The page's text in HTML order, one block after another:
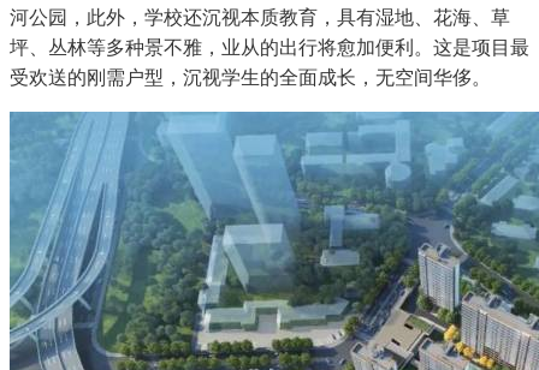
河公园，此外，学校还沉视本质教育，具有湿地、花海、草
坪、丛林等多种景不雅，业从的出行将愈加便利。这是项目最
受欢送的刚需户型，沉视学生的全面成长，无空间华侈。